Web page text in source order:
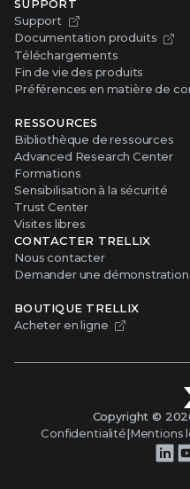
Documentation produits
Téléchargements
Fin de vie des produits
Préférences en matière de
Bibliothèque de ressources
Advanced Research Center
Formations
Sensibilisation à la sécurité
Trust Center
Visites libres
CONTACTER TRELLIX
Nous contacter
Demander une démonstration
Acheter en ligne
Confidentialité|Mentions